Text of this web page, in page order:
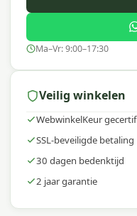
Ma–Vr: 9:00–17:30
Veilig winkelen
WebwinkelKeur
SSL-beveiligde betaling
30 dagen bedenktijd
2 jaar garantie